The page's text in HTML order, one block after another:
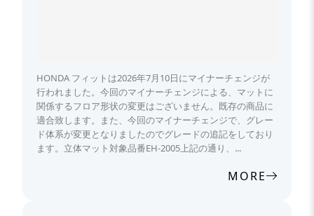
HONDA フィットは2026年7月10日にマイナーチェンジが
行われました。今回のマイナーチェンジによる、マットに
関係するフロア形状の変更はございません。既存の商品に
適合致します。また、今回のマイナーチェンジで、グレー
ド体系が変更となりましたのでグレードの追記をしており
ます。立体マット対象品番EH-2005上記の通り、...
MORE